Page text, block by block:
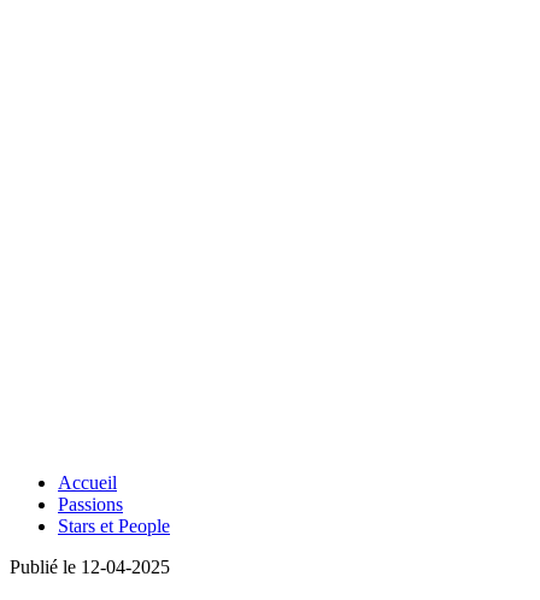
Accueil
Passions
Stars et People
Publié le 12-04-2025